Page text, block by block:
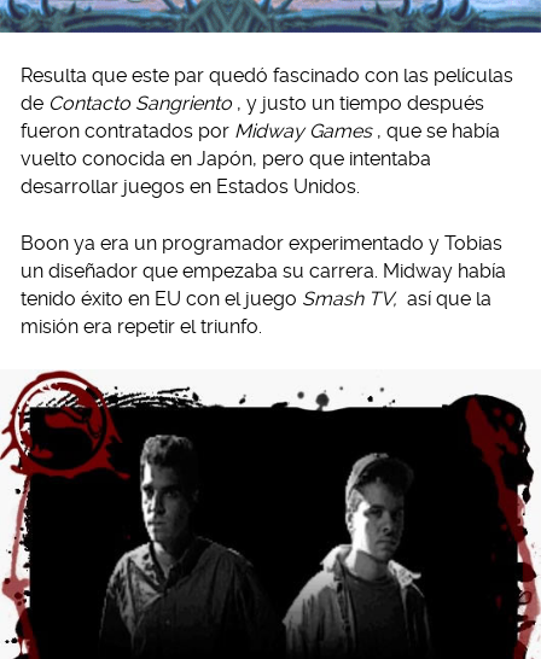
Resulta que este par quedó fascinado con las películas
de Contacto Sangriento , y justo un tiempo después
fueron contratados por Midway Games , que se había
vuelto conocida en Japón, pero que intentaba
desarrollar juegos en Estados Unidos.
Boon ya era un programador experimentado y Tobias
un diseñador que empezaba su carrera. Midway había
tenido éxito en EU con el juego Smash TV, así que la
misión era repetir el triunfo.